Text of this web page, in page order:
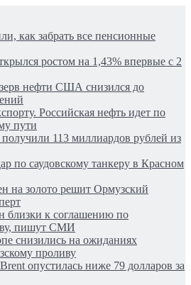
как забрать все пенсионные
ростом на 1,43% впервые с 2
нефти США снизился до
Российская нефть идет по
пути
113 миллиардов рублей из
по саудовскому танкеру в Красном
на золото решит Ормузский
к соглашению по
пишут СМИ
снизились на ожиданиях
проливу
опустилась ниже 79 долларов за